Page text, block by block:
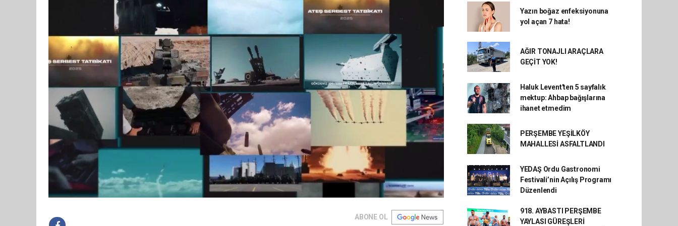
ABONE OL
Yazın boğaz enfeksiyonuna
yol açan 7 hata!
AĞIR TONAJLI ARAÇLARA
GEÇİT YOK!
Haluk Levent'ten 5 sayfalık
mektup: Ahbap bağışlarına
ihanet etmedim
PERŞEMBE YEŞİLKÖY
MAHALLESİ ASFALTLANDI
YEDAŞ Ordu Gastronomi
Festivali’nin Açılış Programı
Düzenlendi
918. AYBASTI PERŞEMBE
YAYLASI GÜREŞLERİ